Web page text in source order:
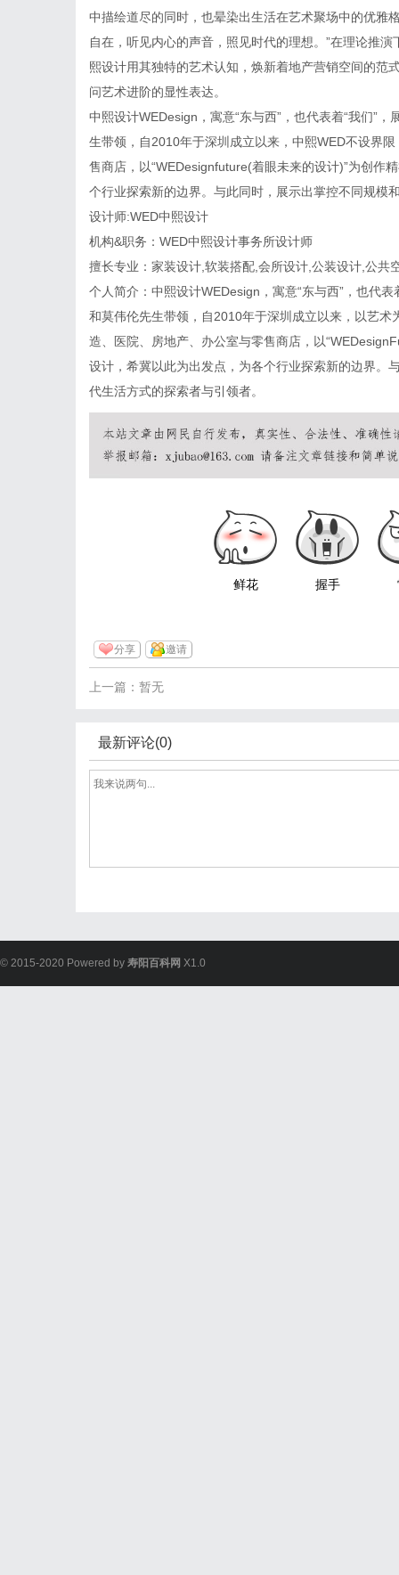
中描绘道尽的同时，也晕染出生活在艺术聚场中的优雅
自在，听见内心的声音，照见时代的理想。”在理论推
熙设计用其独特的艺术认知，焕新着地产营销空间的范
问艺术进阶的显性表达。
中熙设计WEDesign，寓意“东与西”，也代表着“我们”
生带领，自2010年于深圳成立以来，中熙WED不设界
售商店，以“WEDesignfuture(着眼未来的设计)”为创作
个行业探索新的边界。与此同时，展示出掌控不同规模
设计师:WED中熙设计
机构&职务：WED中熙设计事务所设计师
擅长专业：家装设计,软装搭配,会所设计,公装设计,公共
个人简介：中熙设计WEDesign，寓意“东与西”，也代
和莫伟伦先生带领，自2010年于深圳成立以来，以艺
造、医院、房地产、办公室与零售商店，以
设计，希冀以此为出发点，为各个行业探索新的边界。
代生活方式的探索者与引领者。
鲜花 握手
分享 邀请
上一篇：暂无
最新评论(0)
© 2015-2020 Powered by 寿阳百科网 X1.0